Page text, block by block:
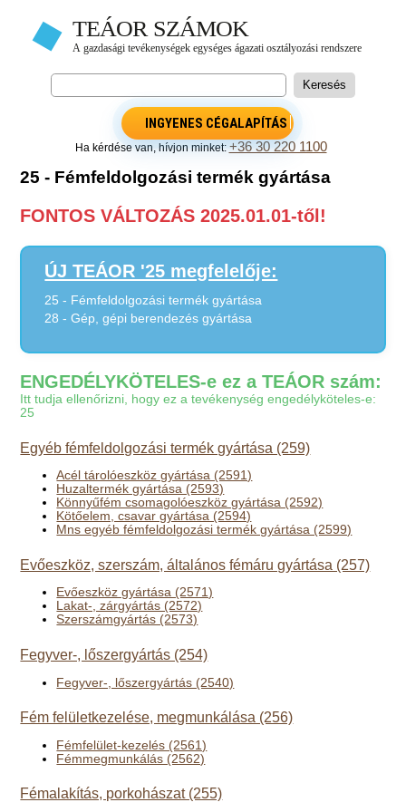
INGYENES CÉGALAPÍTÁS
Ha kérdése van, hívjon minket:+36 30 220 1100
25 - Fémfeldolgozási termék gyártása
FONTOS VÁLTOZÁS 2025.01.01-től!
ÚJ TEÁOR '25 megfelelője:
25 - Fémfeldolgozási termék gyártása
28 - Gép, gépi berendezés gyártása
ENGEDÉLYKÖTELES-e ez a TEÁOR szám:
Itt tudja ellenőrizni, hogy ez a tevékenység engedélyköteles-e:
25
Egyéb fémfeldolgozási termék gyártása (259)
Acél tárolóeszköz gyártása (2591)
Huzaltermék gyártása (2593)
Könnyűfém csomagolóeszköz gyártása (2592)
Kötőelem, csavar gyártása (2594)
Mns egyéb fémfeldolgozási termék gyártása (2599)
Evőeszköz, szerszám, általános fémáru gyártása (257)
Evőeszköz gyártása (2571)
Lakat-, zárgyártás (2572)
Szerszámgyártás (2573)
Fegyver-, lőszergyártás (254)
Fegyver-, lőszergyártás (2540)
Fém felületkezelése, megmunkálása (256)
Fémfelület-kezelés (2561)
Fémmegmunkálás (2562)
Fémalakítás, porkohászat (255)